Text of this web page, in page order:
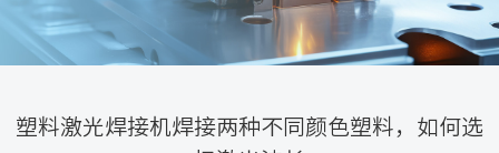
塑料激光焊接机焊接两种不同颜色塑料，如何选